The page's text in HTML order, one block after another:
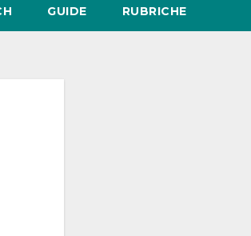
GUIDE RUBRICHE